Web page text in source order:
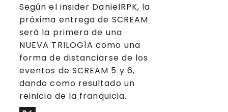
Según el insider DanielRPK, la
próxima entrega de SCREAM
será la primera de una
NUEVA TRILOGÍA como una
forma de distanciarse de los
eventos de SCREAM 5 y 6,
dando como resultado un
reinicio de la franquicia.